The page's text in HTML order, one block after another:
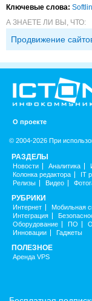
Ключевые слова:
А ЗНАЕТЕ ЛИ ВЫ, ЧТО:
Продвижение
О проекте
© 2004-2026 При
РАЗДЕЛЫ
Новости Аналитика
Колонка редактора
IT
Релизы
Видео
РУБРИКИ
Интернет Мобильная
Интеграция
Оборудование
ПО
Инновации
Гаджеты
ПОЛЕЗНОЕ
Аренда VPS